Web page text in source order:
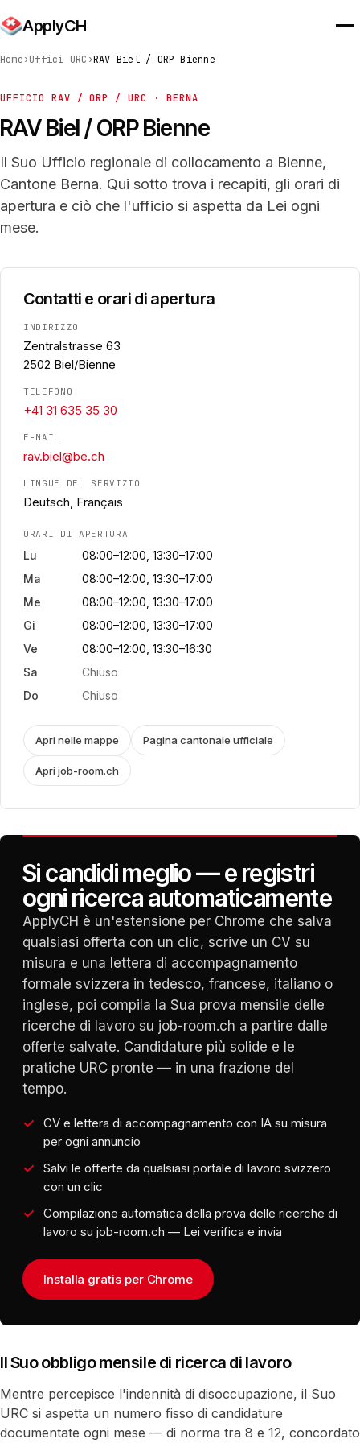
ApplyCH
Home›Uffici URC ›RAV Biel / ORP Bienne
UFFICIO RAV / ORP / URC · BERNA
RAV Biel / ORP Bienne
Il Suo Ufficio regionale di collocamento a Bienne,
Cantone Berna. Qui sotto trova i recapiti, gli orari di
apertura e ciò che l'ufficio si aspetta da Lei ogni
mese.
Contatti e orari di apertura
INDIRIZZO
Zentralstrasse 63
2502 Biel/Bienne
TELEFONO
+41 31 635 35 30
E-MAIL
rav.biel@be.ch
LINGUE DEL SERVIZIO
Deutsch, Français
ORARI DI APERTURA
Lu
08:00–12:00, 13:30–17:00
Ma
08:00–12:00, 13:30–17:00
Me
08:00–12:00, 13:30–17:00
Gi
08:00–12:00, 13:30–17:00
Ve
08:00–12:00, 13:30–16:30
Sa
Chiuso
Do
Chiuso
Apri nelle mappe Pagina cantonale ufficiale
Apri job-room.ch
Si candidi meglio — e registri
ogni ricerca automaticamente
ApplyCH è un'estensione per Chrome che salva
qualsiasi offerta con un clic, scrive un CV su
misura e una lettera di accompagnamento
formale svizzera in tedesco, francese, italiano o
inglese, poi compila la Sua prova mensile delle
ricerche di lavoro su job-room.ch a partire dalle
offerte salvate. Candidature più solide e le
pratiche URC pronte — in una frazione del
tempo.
CV e lettera di accompagnamento con IA su misura
per ogni annuncio
Salvi le offerte da qualsiasi portale di lavoro svizzero
con un clic
Compilazione automatica della prova delle ricerche di
lavoro su job-room.ch — Lei verifica e invia
Installa gratis per Chrome
Il Suo obbligo mensile di ricerca di lavoro
Mentre percepisce l'indennità di disoccupazione, il Suo
URC si aspetta un numero fisso di candidature
documentate ogni mese — di norma tra 8 e 12, concordato